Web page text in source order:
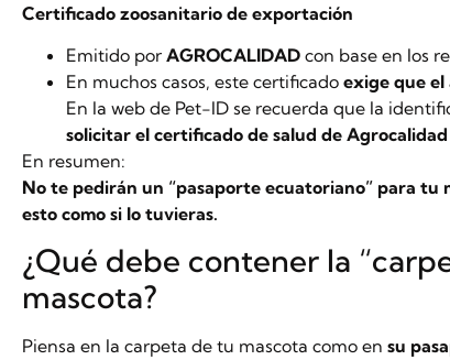
Certificado zoosanitario de exportación
Emitido por AGROCALIDAD con base en los
En muchos casos, este certificado exige que
En la web de Pet-ID se recuerda que la
solicitar el certificado de salud de
En resumen:
No te pedirán un “pasaporte ecuatoriano” para
esto como si lo tuvieras.
¿Qué debe contener la
mascota?
Piensa en la carpeta de tu mascota como en su